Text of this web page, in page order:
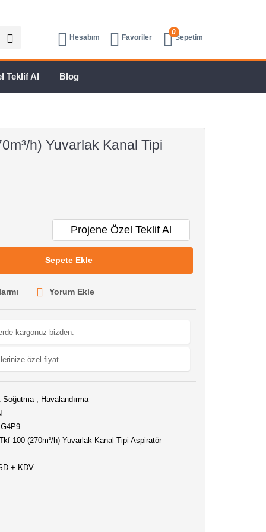
Hesabım Favoriler
0
Sepetim
Teklif Al Blog
h) Yuvarlak Kanal Tipi
Projene Özel Teklif Al
Sepete Ekle
Yorum Ekle
kargonuz bizden.
özel fiyat.
Soğutma , Havalandırma
100 (270m³/h) Yuvarlak Kanal Tipi Aspiratör
+ KDV